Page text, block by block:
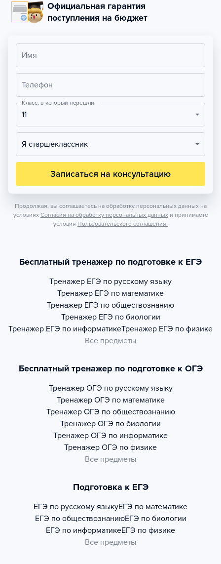
Официальная гарантия
поступления на бюджет
Имя
Телефон
Класс, в который перешли
11
Я старшеклассник
Записаться на консультацию
Продолжая, вы соглашаетесь на обработку персональных данных на
условиях Согласия на обработку персональных данных и принимаете
условия Пользовательского соглашения.
Бесплатный тренажер по подготовке к ЕГЭ
Тренажер ЕГЭ по русскому языку
Тренажер ЕГЭ по математике
Тренажер ЕГЭ по обществознанию
Тренажер ЕГЭ по биологии
Тренажер ЕГЭ по информатикеТренажер ЕГЭ по физике
Все предметы
Бесплатный тренажер по подготовке к ОГЭ
Тренажер ОГЭ по русскому языку
Тренажер ОГЭ по математике
Тренажер ОГЭ по обществознанию
Тренажер ОГЭ по биологии
Тренажер ОГЭ по информатике
Тренажер ОГЭ по физике
Все предметы
Подготовка к ЕГЭ
ЕГЭ по русскому языкуЕГЭ по математике
ЕГЭ по обществознаниюЕГЭ по биологии
ЕГЭ по информатикеЕГЭ по физике
Все предметы